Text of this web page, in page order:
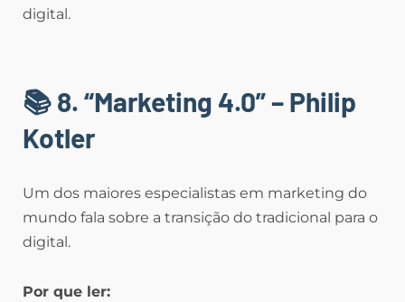
digital.
📚 8. “Marketing 4.0” – Philip
Kotler
Um dos maiores especialistas em marketing do
mundo fala sobre a transição do tradicional para o
digital.
Por que ler: